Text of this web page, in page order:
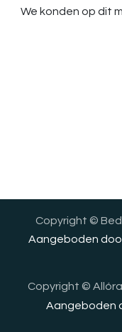
We konden op dit
Copyright ©
Aangeboden
Copyright ©
Aangeboden